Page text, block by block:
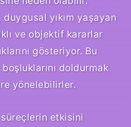
yıkım yaşayan
ve objektif kararlar
gösteriyor. Bu
doldurmak
yönelebilirler.
etkisini